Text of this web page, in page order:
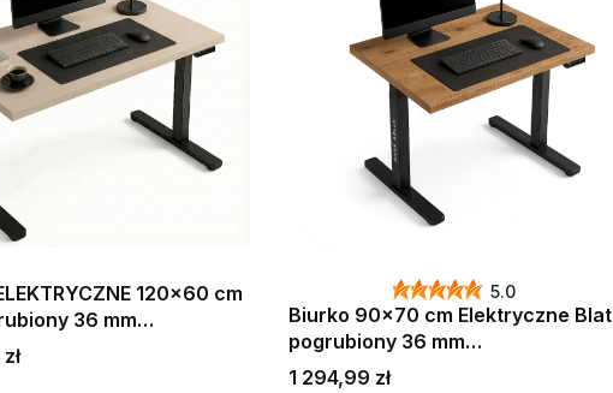
120x60 cm
36 mm
DO FIRMY BIURA
5.0
Biurko 90x70 cm Elektryczne Blat
pogrubiony 36 mm
KOMPUTEROWE DO FIRMY BIURA
Cena
1 294,99 zł